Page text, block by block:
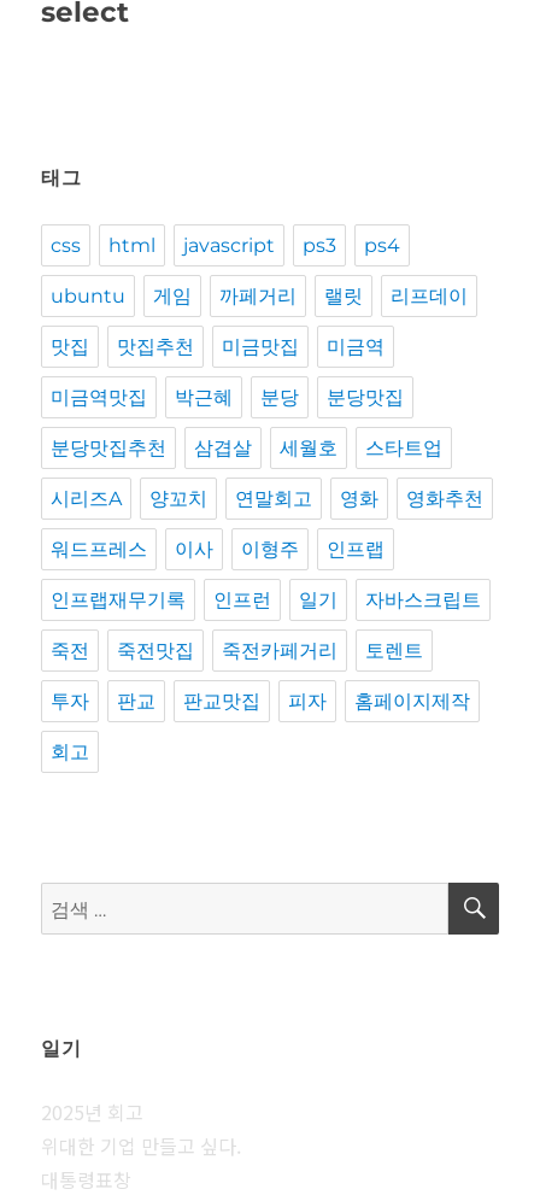
음
select
태그
css html javascript ps3 ps4
ubuntu 게임 까페거리 랠릿 리프데이
맛집 맛집추천 미금맛집 미금역
미금역맛집 박근혜 분당 분당맛집
분당맛집추천 삼겹살 세월호 스타트업
시리즈A 양꼬치 연말회고 영화 영화추천
워드프레스 이사 이형주 인프랩
인프랩재무기록 인프런 일기 자바스크립트
죽전 죽전맛집 죽전카페거리 토렌트
투자 판교 판교맛집 피자 홈페이지제작
회고
검
색:
검
일기
2025년 회고
위대한 기업 만들고 싶다.
대통령표창